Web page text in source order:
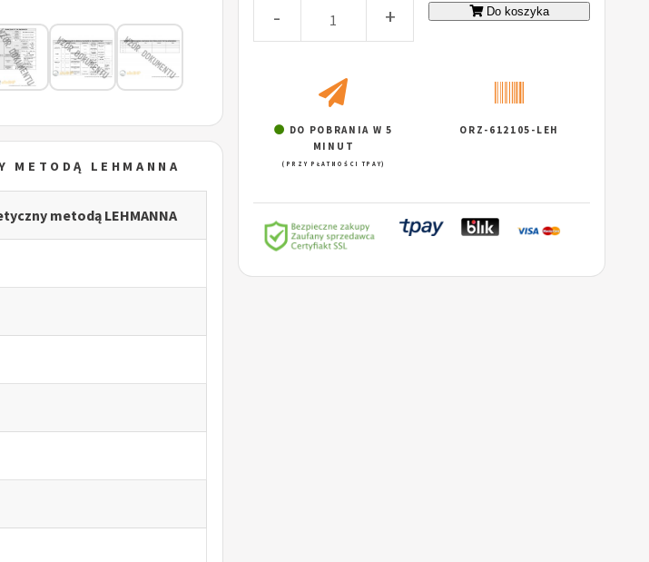
METODĄ LEHMANNA
metodą LEHMANNA
- + Do koszyka
DO POBRANIA W 5
MINUT
(PRZY PŁATNOŚCI TPAY)
ORZ-612105-LEH